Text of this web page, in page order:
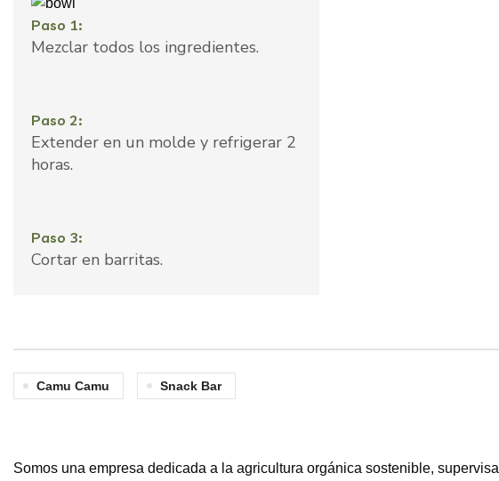
Paso 1:
Mezclar todos los ingredientes.
Paso 2:
Extender en un molde y refrigerar 2
horas.
Paso 3:
Cortar en barritas.
Camu Camu Snack Bar
Somos una empresa dedicada a la agricultura orgánica sostenible,